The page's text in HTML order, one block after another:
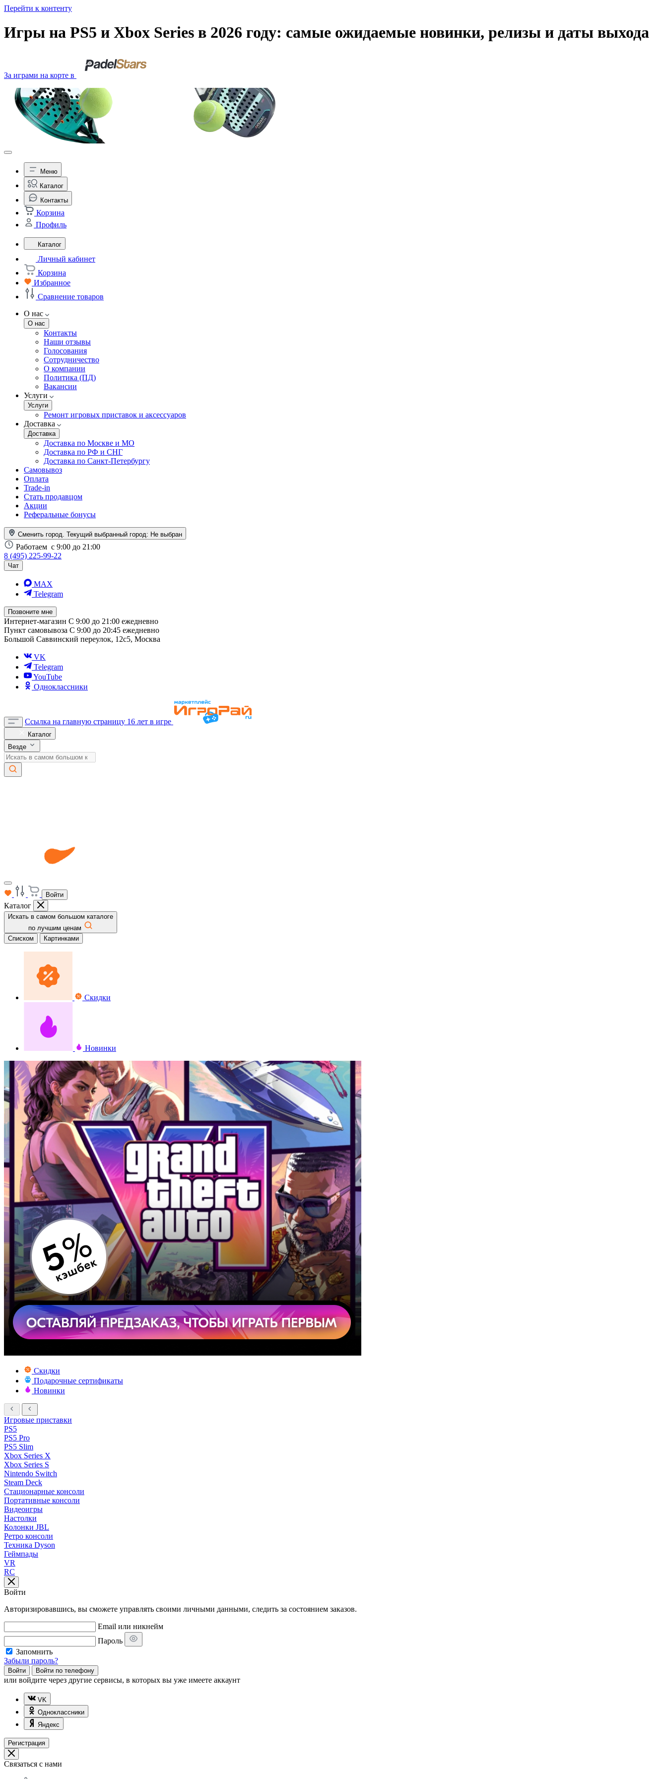
Перейти к контенту
Игры на PS5 и Xbox Series в 2026 году: самые ожидаемые новинки, релизы и даты выхода
За играми на корте в
Меню
Каталог
Контакты
Корзина
Профиль
Каталог
Личный кабинет
Корзина
Избранное
Сравнение товаров
О нас
О нас
Контакты
Наши отзывы
Голосования
Сотрудничество
О компании
Политика (ПД)
Вакансии
Услуги
Услуги
Ремонт игровых приставок и аксессуаров
Доставка
Доставка
Доставка по Москве и МО
Доставка по РФ и СНГ
Доставка по Санкт-Петербургу
Самовывоз
Оплата
Trade-in
Стать продавцом
Акции
Реферальные бонусы
Сменить город. Текущий выбранный город: Не выбран
Работаем с 9:00 до 21:00
8 (495) 225-99-22
Чат
MAX
Telegram
Позвоните мне
Интернет-магазин С 9:00 до 21:00 ежедневно
Пункт самовывоза С 9:00 до 20:45 ежедневно
Большой Саввинский переулок, 12с5, Москва
VK
Telegram
YouTube
Одноклассники
Ссылка на главную страницу 16 лет в игре
Каталог
Везде
Войти
Каталог
Искать в самом большом каталоге
по лучшим ценам
Списком
Картинками
Скидки
Новинки
Скидки
Подарочные сертификаты
Новинки
Игровые приставки
PS5
PS5 Pro
PS5 Slim
Xbox Series X
Xbox Series S
Nintendo Switch
Steam Deck
Стационарные консоли
Портативные консоли
Видеоигры
Настолки
Колонки JBL
Ретро консоли
Техника Dyson
Геймпады
VR
RC
Войти
Авторизировавшись, вы сможете управлять своими личными данными, следить за состоянием заказов.
Email или никнейм
Пароль
Запомнить
Забыли пароль?
Войти Войти по телефону
или войдите через другие сервисы, в которых вы уже имеете аккаунт
VK
Одноклассники
Яндекс
Регистрация
Связаться с нами